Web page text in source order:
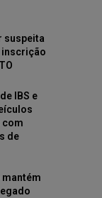
suspeita
inscrição
IBS e
com
de